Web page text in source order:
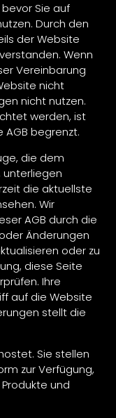
Sie auf
Durch den
der Website
Wenn
Vereinbarung
nicht
nicht nutzen.
werden, ist
AGB begrenzt.
die dem
unterliegen
die aktuellste
Wir
AGB durch die
Änderungen
oder zu
diese Seite
Ihre
auf die Website
stellt die
Sie stellen
zur Verfügung,
und